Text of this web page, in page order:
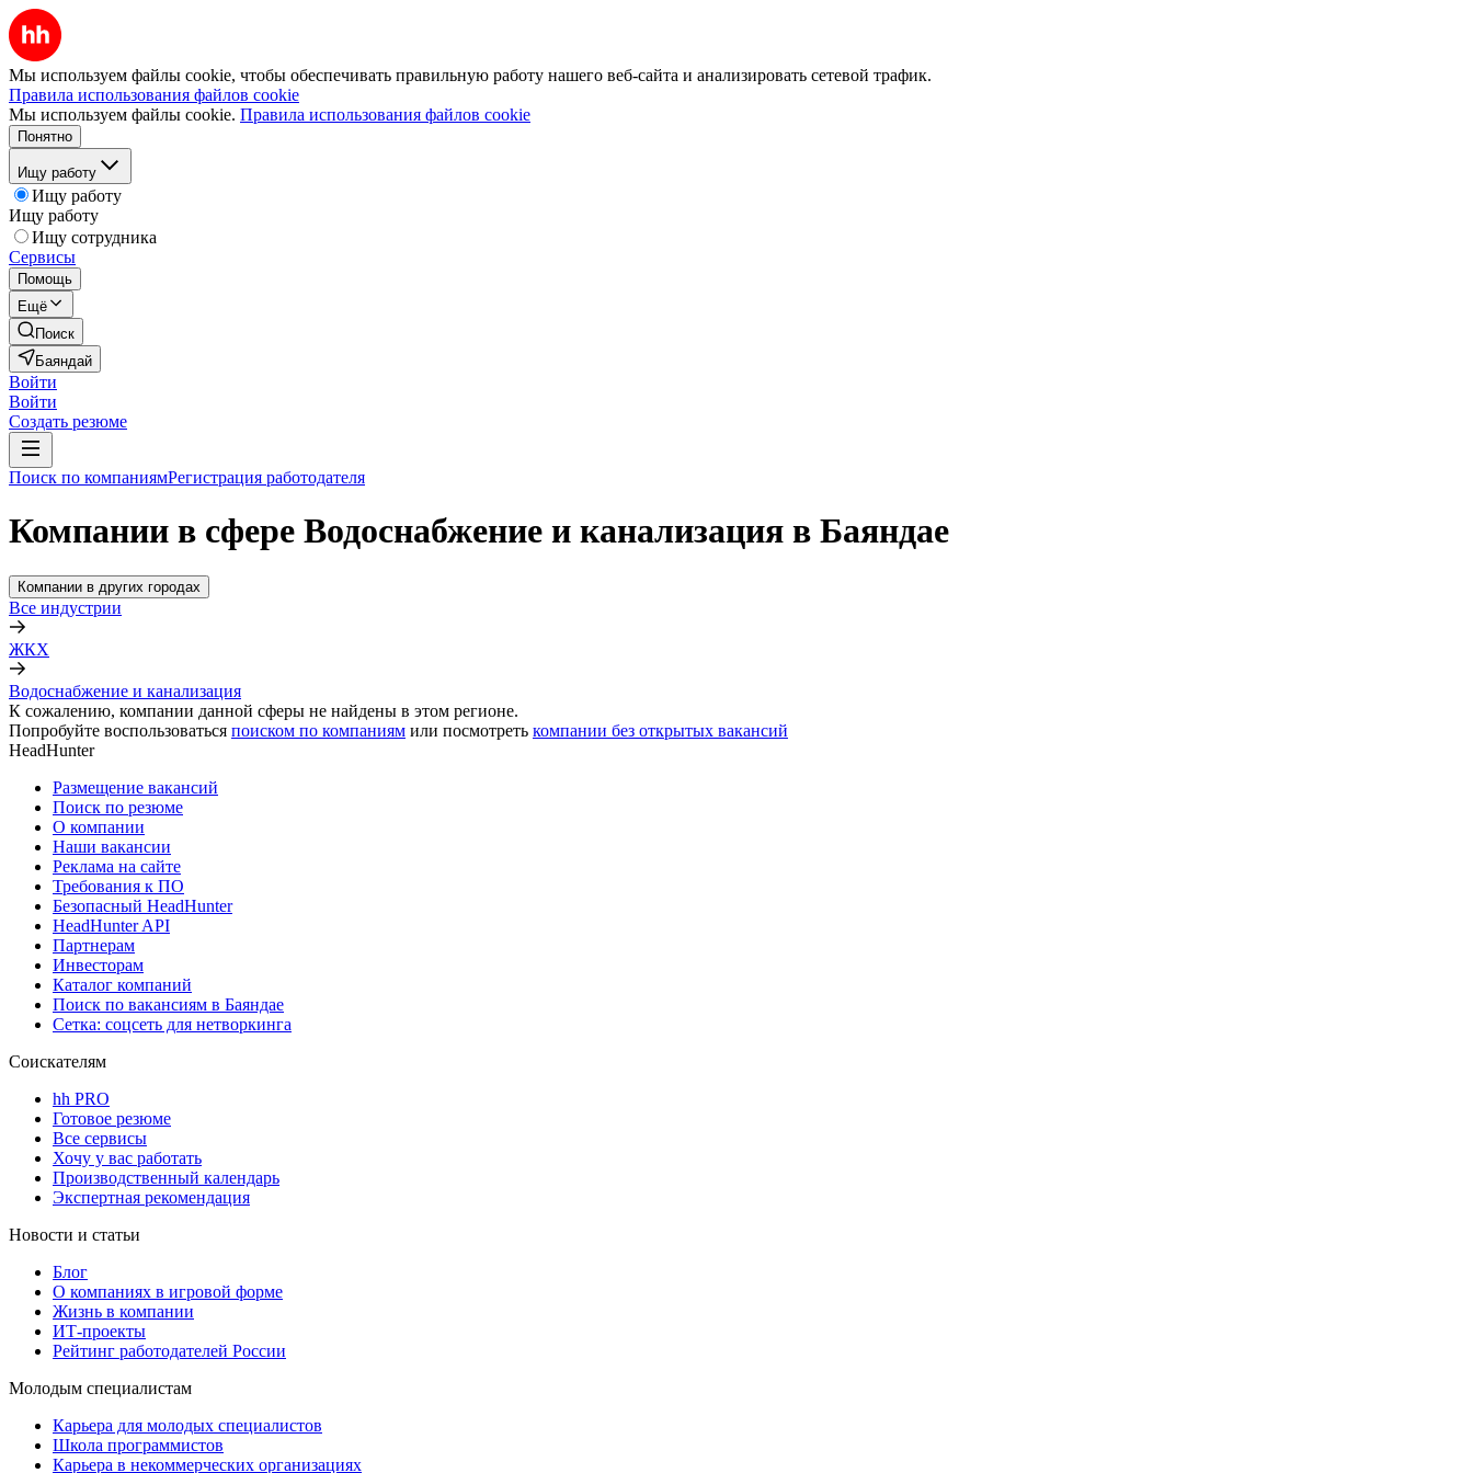
Мы используем файлы cookie, чтобы обеспечивать правильную работу нашего веб-сайта и анализировать сетевой трафик.
Правила использования файлов cookie
Мы используем файлы cookie. Правила использования файлов cookie
Понятно
Ищу работу
Ищу работу
Ищу работу
Ищу сотрудника
Сервисы
Помощь
Ещё
Поиск
Баяндай
Войти
Войти
Создать резюме
Поиск по компаниямРегистрация работодателя
Компании в сфере Водоснабжение и канализация в Баяндае
Компании в других городах
Все индустрии
ЖКХ
Водоснабжение и канализация
К сожалению, компании данной сферы не найдены в этом регионе.
Попробуйте воспользоваться поиском по компаниям или посмотреть компании без открытых вакансий
HeadHunter
Размещение вакансий
Поиск по резюме
О компании
Наши вакансии
Реклама на сайте
Требования к ПО
Безопасный HeadHunter
HeadHunter API
Партнерам
Инвесторам
Каталог компаний
Поиск по вакансиям в Баяндае
Сетка: соцсеть для нетворкинга
Соискателям
hh PRO
Готовое резюме
Все сервисы
Хочу у вас работать
Производственный календарь
Экспертная рекомендация
Новости и статьи
Блог
О компаниях в игровой форме
Жизнь в компании
ИТ-проекты
Рейтинг работодателей России
Молодым специалистам
Карьера для молодых специалистов
Школа программистов
Карьера в некоммерческих организациях